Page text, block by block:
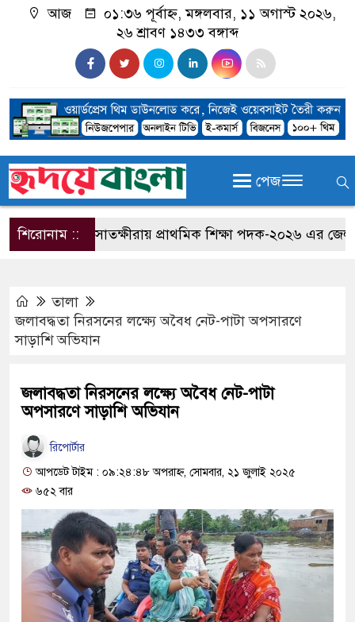
আজ
০১:৩৬ পূর্বাহ্ন, মঙ্গলবার, ১১ অগাস্ট ২০২৬,
২৬ শ্রাবণ ১৪৩৩ বঙ্গাব্দ
পেজ
শিরোনাম ::সাতক্ষীরায় প্রাথমিক শিক্ষা পদক-২০২৬ এর জেলা
তালা
জলাবদ্ধতা নিরসনের লক্ষ্যে অবৈধ নেট-পাটা অপসারণে
সাড়াশি অভিযান
জলাবদ্ধতা নিরসনের লক্ষ্যে অবৈধ নেট-পাটা
অপসারণে সাড়াশি অভিযান
রিপোর্টার
আপডেট টাইম : ০৯:২৪:৪৮ অপরাহ্ন, সোমবার, ২১ জুলাই ২০২৫
৬৫২ বার